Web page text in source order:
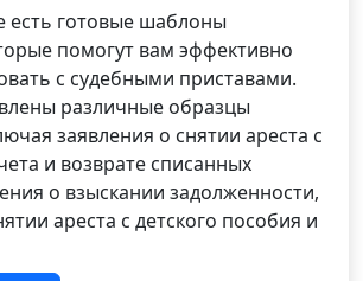
есть готовые шаблоны
помогут вам эффективно
с судебными приставами.
различные образцы
заявления о снятии ареста с
и возврате списанных
о взыскании задолженности,
ареста с детского пособия и